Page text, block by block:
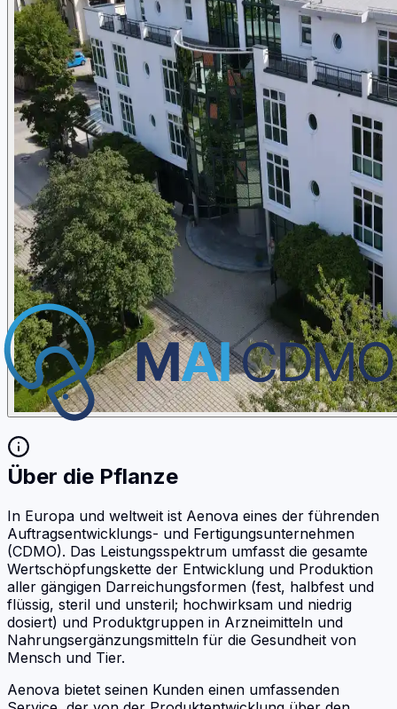
Über die Pflanze
In Europa und weltweit ist Aenova eines der führenden
Auftragsentwicklungs- und Fertigungsunternehmen
(CDMO). Das Leistungsspektrum umfasst die gesamte
Wertschöpfungskette der Entwicklung und Produktion
aller gängigen Darreichungsformen (fest, halbfest und
flüssig, steril und unsteril; hochwirksam und niedrig
dosiert) und Produktgruppen in Arzneimitteln und
Nahrungsergänzungsmitteln für die Gesundheit von
Mensch und Tier.
Aenova bietet seinen Kunden einen umfassenden